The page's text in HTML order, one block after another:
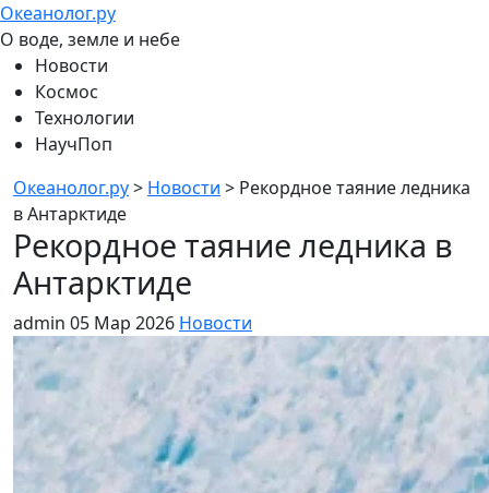
Океанолог.ру
О воде, земле и небе
Новости
Космос
Технологии
НаучПоп
Океанолог.ру> Новости > Рекордное таяние ледника
в Антарктиде
Рекордное таяние ледника в
Антарктиде
admin 05 Мар 2026 Новости